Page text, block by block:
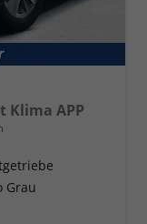
Klima APP
Grau